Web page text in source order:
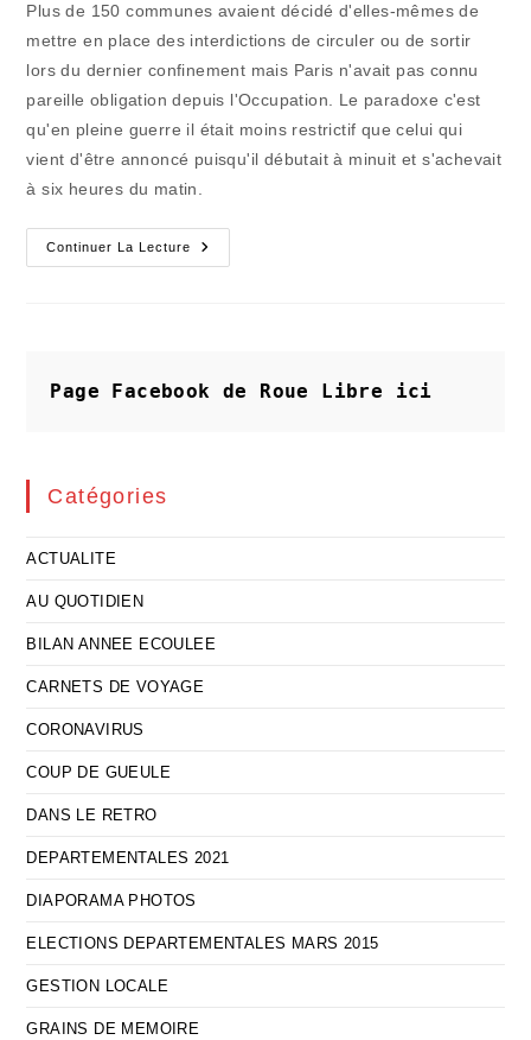
Plus de 150 communes avaient décidé d'elles-mêmes de
mettre en place des interdictions de circuler ou de sortir
lors du dernier confinement mais Paris n'avait pas connu
pareille obligation depuis l'Occupation. Le paradoxe c'est
qu'en pleine guerre il était moins restrictif que celui qui
vient d'être annoncé puisqu'il débutait à minuit et s'achevait
à six heures du matin.
Continuer La Lecture
Et
Si
Feu
Qui
Page Facebook de Roue Libre ici
Catégories
ACTUALITE
AU QUOTIDIEN
BILAN ANNEE ECOULEE
CARNETS DE VOYAGE
CORONAVIRUS
COUP DE GUEULE
DANS LE RETRO
DEPARTEMENTALES 2021
DIAPORAMA PHOTOS
ELECTIONS DEPARTEMENTALES MARS 2015
GESTION LOCALE
GRAINS DE MEMOIRE